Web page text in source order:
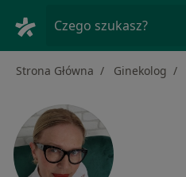
Czego szukasz?
Strona Główna Ginekolog